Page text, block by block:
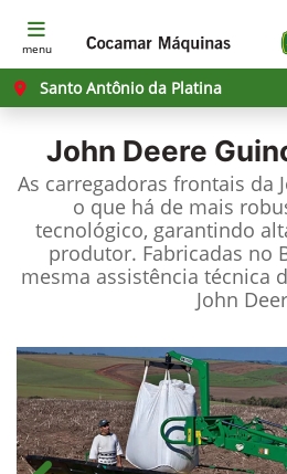
menu
Santo Antônio da Platina
John Deere
As carregadoras frontais da
o que há de mais
tecnológico, garantindo
produtor. Fabricadas no
mesma assistência técnica
John